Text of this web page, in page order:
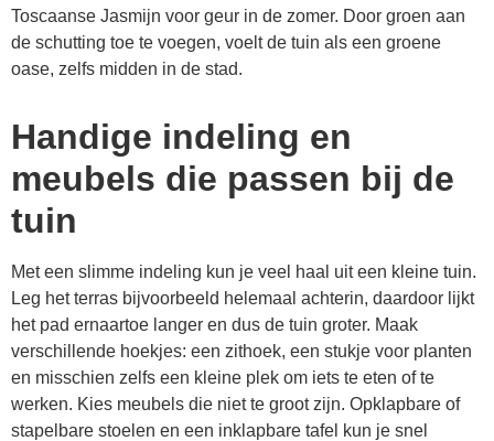
Toscaanse Jasmijn voor geur in de zomer. Door groen aan
de schutting toe te voegen, voelt de tuin als een groene
oase, zelfs midden in de stad.
Handige indeling en
meubels die passen bij de
tuin
Met een slimme indeling kun je veel haal uit een kleine tuin.
Leg het terras bijvoorbeeld helemaal achterin, daardoor lijkt
het pad ernaartoe langer en dus de tuin groter. Maak
verschillende hoekjes: een zithoek, een stukje voor planten
en misschien zelfs een kleine plek om iets te eten of te
werken. Kies meubels die niet te groot zijn. Opklapbare of
stapelbare stoelen en een inklapbare tafel kun je snel